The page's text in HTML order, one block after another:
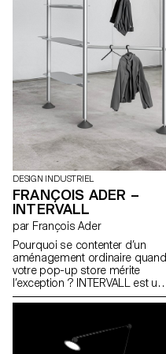
quotidienne. La chaussure se
compose d’un "upper" en
mousse EVA thermoformée qui
accueille un chausson en laine
DESIGN INDUSTRIEL
FRANÇOIS ADER –
INTERVALL
par François Ader
Pourquoi se contenter d’un
aménagement ordinaire quand
votre pop-up store mérite
l’exception ? INTERVALL est un
système de structures
marques de vêtements qui
souhaitent scénographier leurs